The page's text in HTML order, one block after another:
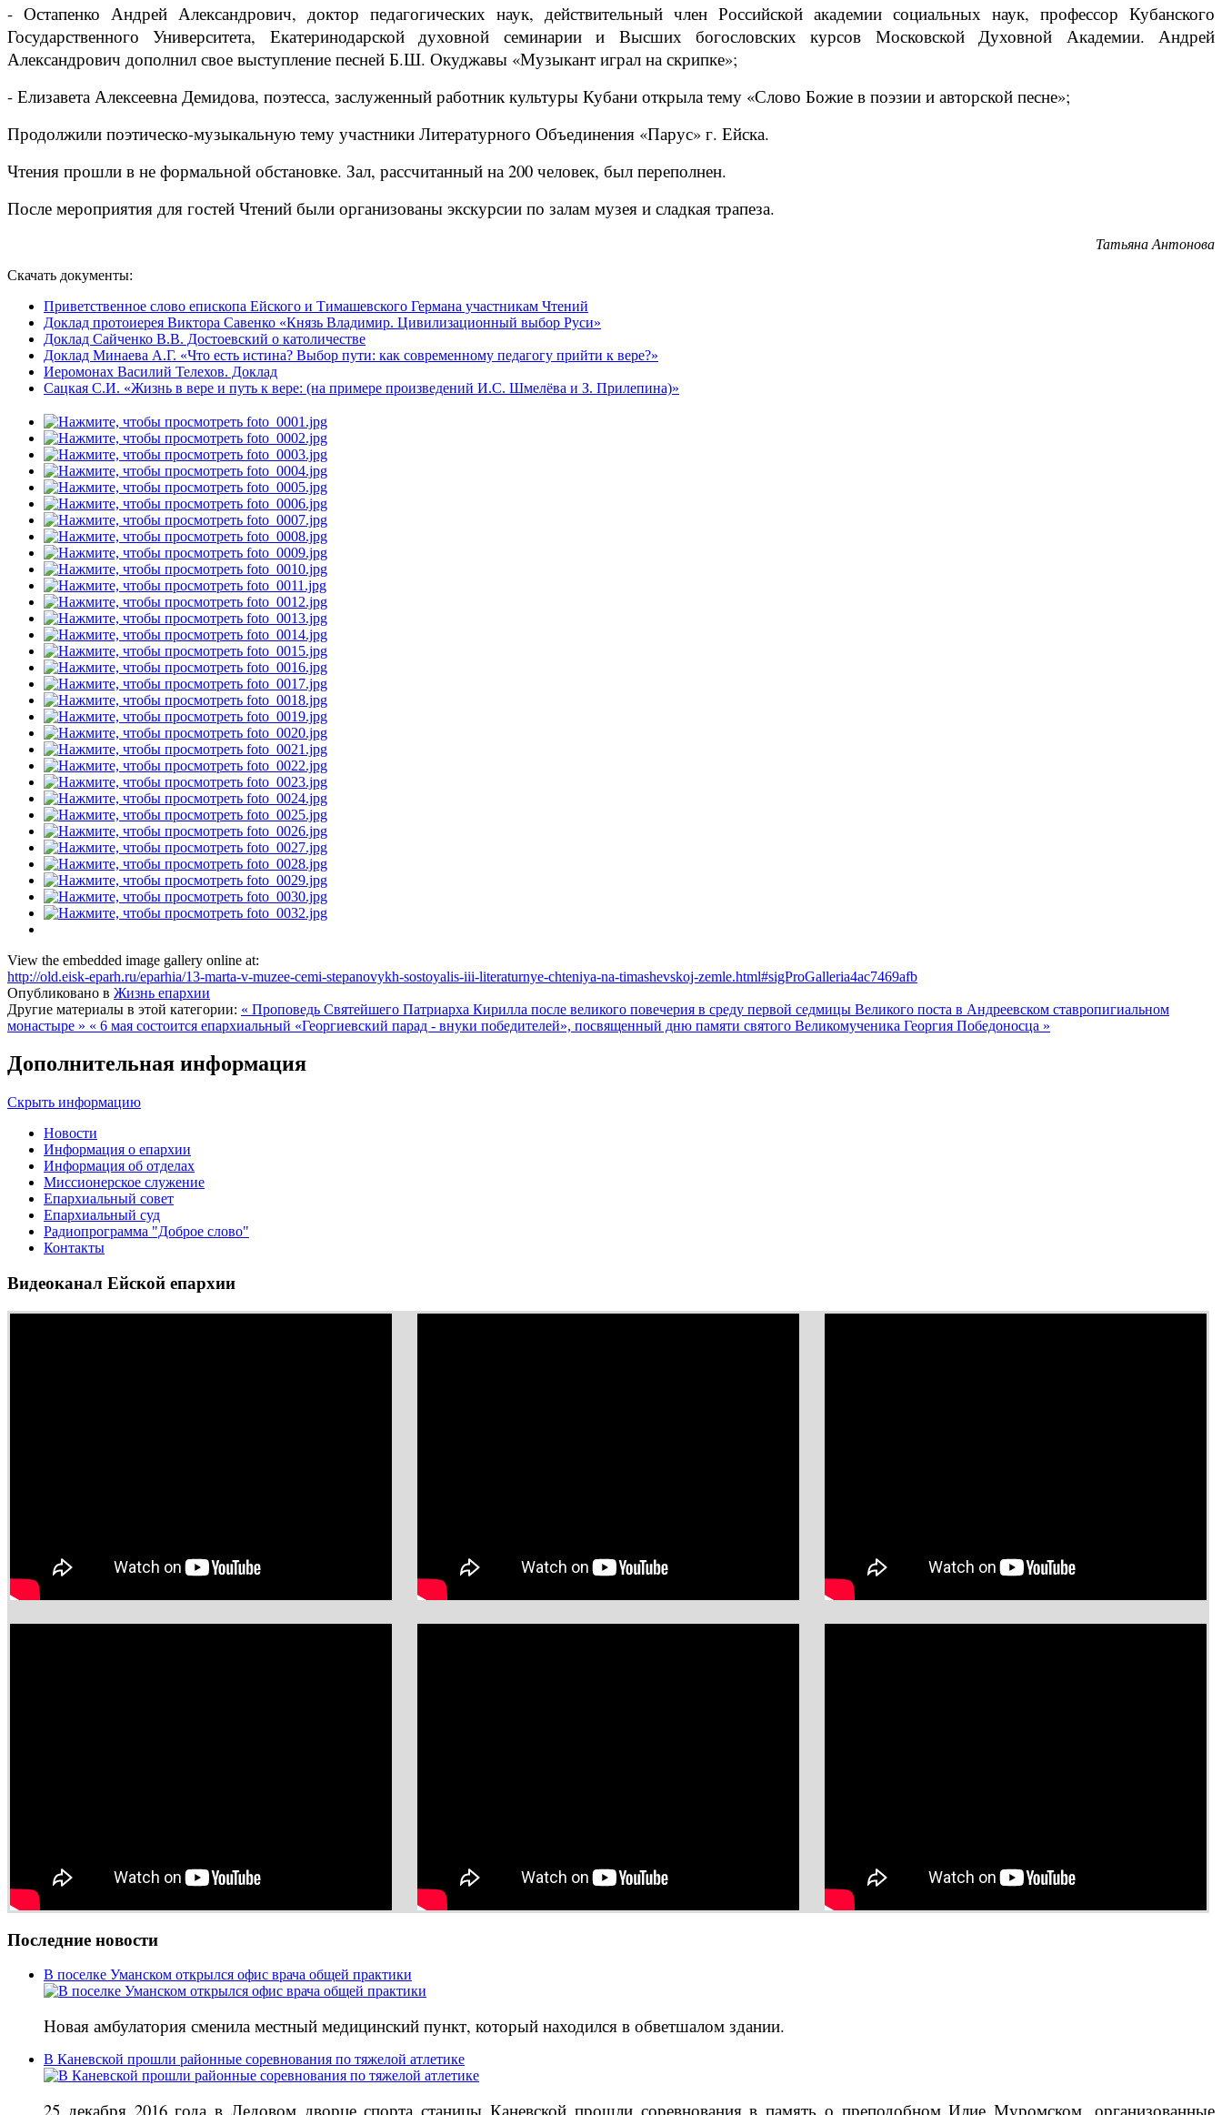
- Остапенко Андрей Александрович, доктор педагогических наук, действительный член Российской академии социальных наук, профессор Кубанского
Государственного Университета, Екатеринодарской духовной семинарии и Высших богословских курсов Московской Духовной Академии. Андрей
Александрович дополнил свое выступление песней Б.Ш. Окуджавы «Музыкант играл на скрипке»;
- Елизавета Алексеевна Демидова, поэтесса, заслуженный работник культуры Кубани открыла тему «Слово Божие в поэзии и авторской песне»;
Продолжили поэтическо-музыкальную тему участники Литературного Объединения «Парус» г. Ейска.
Чтения прошли в не формальной обстановке. Зал, рассчитанный на 200 человек, был переполнен.
После мероприятия для гостей Чтений были организованы экскурсии по залам музея и сладкая трапеза.
Татьяна Антонова
Скачать документы:
Приветственное слово епископа Ейского и Тимашевского Германа участникам Чтений
Доклад протоиерея Виктора Савенко «Князь Владимир. Цивилизационный выбор Руси»
Доклад Сайченко В.В. Достоевский о католичестве
Доклад Минаева А.Г. «Что есть истина? Выбор пути: как современному педагогу прийти к вере?»
Иеромонах Василий Телехов. Доклад
Сацкая С.И. «Жизнь в вере и путь к вере: (на примере произведений И.С. Шмелёва и З. Прилепина)»
View the embedded image gallery online at:
http://old.eisk-eparh.ru/eparhia/13-marta-v-muzee-cemi-stepanovykh-sostoyalis-iii-literaturnye-chteniya-na-timashevskoj-zemle.html#sigProGalleria4ac7469afb
Опубликовано в Жизнь епархии
Другие материалы в этой категории: « Проповедь Святейшего Патриарха Кирилла после великого повечерия в среду первой седмицы Великого поста в Андреевском ставропигиальном
монастыре » « 6 мая состоится епархиальный «Георгиевский парад - внуки победителей», посвященный дню памяти святого Великомученика Георгия Победоносца »
Дополнительная информация
Скрыть информацию
Новости
Информация о епархии
Информация об отделах
Миссионерское служение
Епархиальный совет
Епархиальный суд
Радиопрограмма "Доброе слово"
Контакты
Видеоканал Ейской епархии
Последние новости
В поселке Уманском открылся офис врача общей практики
Новая амбулатория сменила местный медицинский пункт, который находился в обветшалом здании.
В Каневской прошли районные соревнования по тяжелой атлетике
25 декабря 2016 года в Ледовом дворце спорта станицы Каневской прошли соревнования в память о преподобном Илие Муромском, организованные